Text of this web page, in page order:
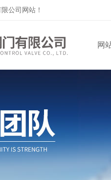
公司网站！
网